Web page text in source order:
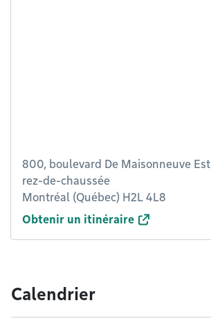
800, boulevard De Maisonneuve Est
rez-de-chaussée
Montréal (Québec) H2L 4L8
Obtenir un itinéraire
Calendrier